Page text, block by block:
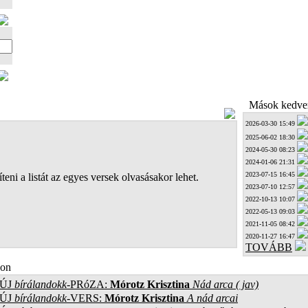
a listát az egyes versek olvasásakor lehet.
Mások
2026-03-30 15:49
2025-06-02 18:30
2024-05-30 08:23
2024-01-06 21:31
2023-07-15 16:45
2023-07-10 12:57
2022-10-13 10:07
2022-05-13 09:03
2021-11-05 08:42
2020-11-27 16:47
TOVÁBB
bírálandokk-PRóZA: Mórotz Krisztina Nád arca ( jav)
bírálandokk-VERS: Mórotz Krisztina A nád arcai